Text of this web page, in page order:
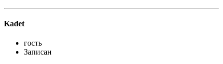
Kadet
гость
Записан